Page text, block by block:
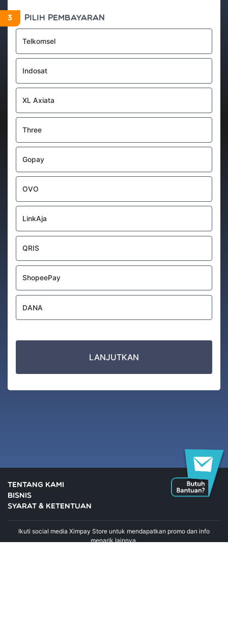
3 PILIH PEMBAYARAN
Telkomsel
Indosat
XL Axiata
Three
Gopay
OVO
LinkAja
QRIS
ShopeePay
DANA
TENTANG KAMI
BISNIS
SYARAT & KETENTUAN
Ikuti social media Ximpay Store untuk mendapatkan promo dan info
menarik lainnya.